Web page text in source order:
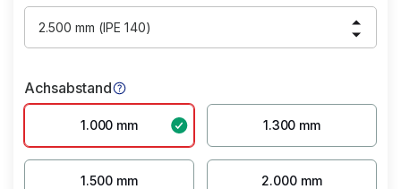
2.500 mm (IPE 140)
Achsabstand
1.000 mm 1.300 mm
1.500 mm 2.000 mm